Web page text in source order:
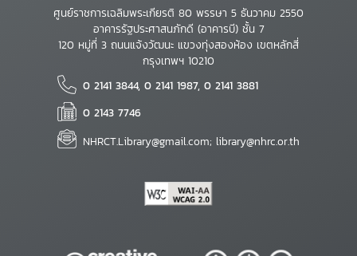
ศูนย์ราชการเฉลิมพระเกียรติ 80 พรรษา 5 ธันวาคม 2550
อาคารรัฐประศาสนภักดี (อาคารบี) ชั้น 7
120 หมู่ที่ 3 ถนนแจ้งวัฒนะ แขวงทุ่งสองห้อง เขตหลักสี่
กรุงเทพฯ 10210
0 2141 3844, 0 2141 1987, 0 2141 3881
0 2143 7746
NHRCT.Library@gmail.com; library@nhrc.or.th